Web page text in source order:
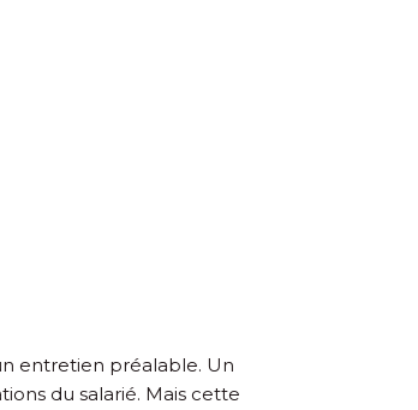
entretien préalable. Un
du salarié. Mais cette